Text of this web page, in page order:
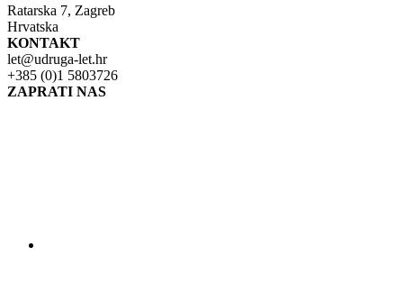
Ratarska 7, Zagreb
Hrvatska
KONTAKT
let@udruga-let.hr
+385 (0)1 5803726
ZAPRATI NAS